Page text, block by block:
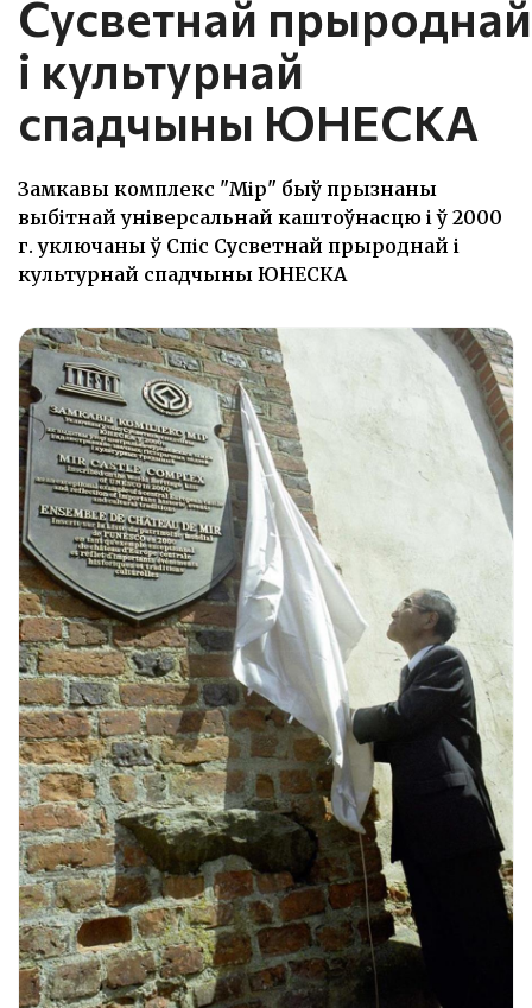
Сусветнай прыроднай
і культурнай
спадчыны ЮНЕСКА
Замкавы комплекс "Мір" быў прызнаны
выбітнай універсальнай каштоўнасцю і ў 2000
г. уключаны ў Спіс Сусветнай прыроднай і
культурнай спадчыны ЮНЕСКА